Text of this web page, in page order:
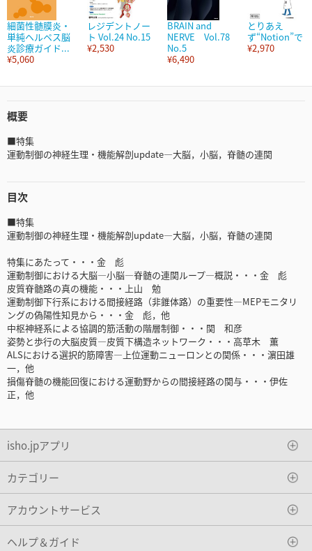
細菌性髄膜炎・
単純ヘルペス脳
炎診療ガイド...
¥5,060
レジデントノー
ト Vol.24 No.15
¥2,530
BRAIN and
NERVE Vol.78
No.5
¥6,490
とりあえ
ず“Notion”で
¥2,970
概要
■特集
運動制御の神経生理・機能解剖update―大脳，小脳，脊髄の連関
目次
■特集
運動制御の神経生理・機能解剖update―大脳，小脳，脊髄の連関
特集にあたって・・・金 彪
運動制御における大脳—小脳—脊髄の連関ループ―概説・・・金 彪
皮質脊髄路の真の機能・・・上山 勉
運動制御下行系における間接経路（非錐体路）の重要性―MEPモニタリ
ングの偽陽性知見から・・・金 彪，他
中枢神経系による協調的筋活動の階層制御・・・関 和彦
姿勢と歩行の大脳皮質—皮質下構造ネットワーク・・・高草木 薫
ALSにおける選択的筋障害―上位運動ニューロンとの関係・・・濵田雄
一，他
損傷脊髄の機能回復における運動野からの間接経路の関与・・・伊佐
正，他
isho.jpアプリ
カテゴリー
アカウントサービス
ヘルプ＆ガイド